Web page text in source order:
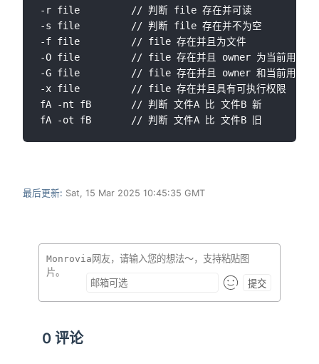
-r file         // 判断 file 存在并可读
-s file         // 判断 file 存在并不为空
-f file         // file 存在并且为文件
-O file         // file 存在并且 owner 为当前用户
-G file         // file 存在并且 owner 和当前用户同
-x file         // file 存在并且具有可执行权限
fA -nt fB       // 判断 文件A 比 文件B 新
最后更新: Sat, 15 Mar 2025 10:45:35 GMT
提交
0 评论